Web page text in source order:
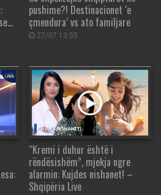
pushime?! Destinacionet ‘e
çmendura’ vs ato familjare
27/07 13:55
“Kremi i duhur është i
rëndësishëm”, mjekja ngre
alarmin: Kujdes nishanet! –
Shqipëria Live